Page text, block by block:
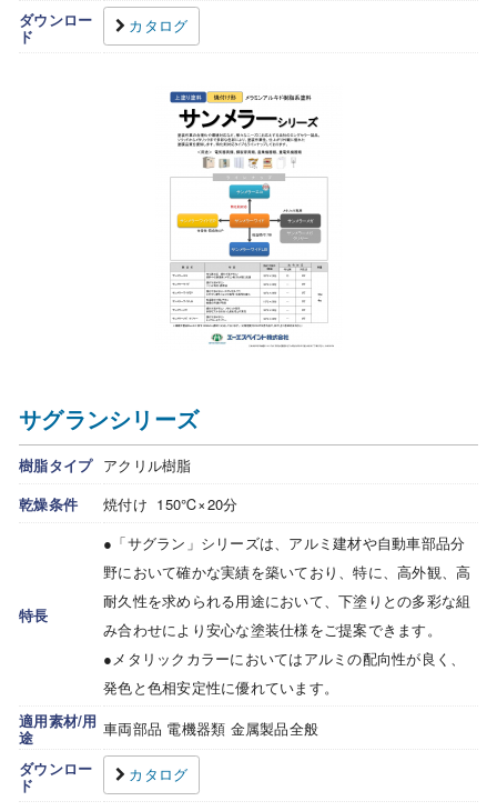
ダウンロー
ド
カタログ
サグランシリーズ
樹脂タイプ アクリル樹脂
乾燥条件
焼付け 150℃×20分
特長
●「サグラン」シリーズは、アルミ建材や自動車部品分
野において確かな実績を築いており、特に、高外観、高
耐久性を求められる用途において、下塗りとの多彩な組
み合わせにより安心な塗装仕様をご提案できます。
●メタリックカラーにおいてはアルミの配向性が良く、
発色と色相安定性に優れています。
適用素材/用
途
車両部品 電機器類 金属製品全般
ダウンロー
ド
カタログ